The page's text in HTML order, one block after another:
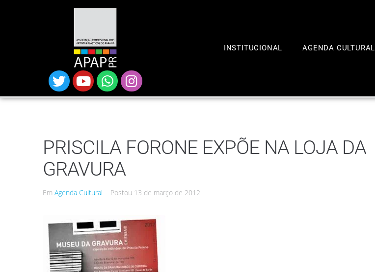
INSTITUCIONAL AGENDA CULTURAL
PRISCILA FORONE EXPÕE NA LOJA DA
GRAVURA
Em Agenda Cultural Postou 13 de março de 2012